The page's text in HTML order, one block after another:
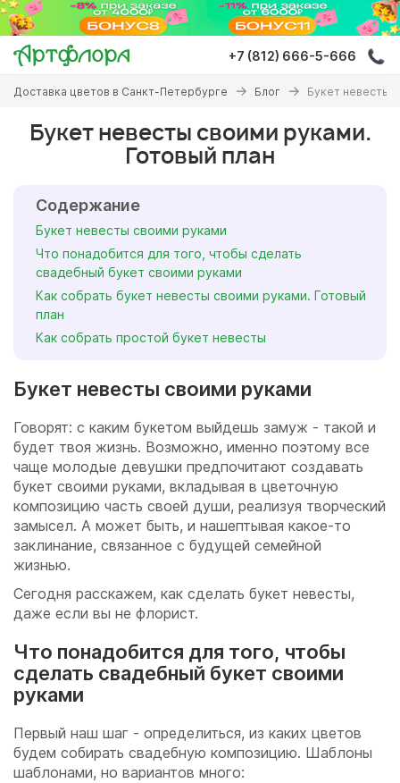
Перейти
основному
содержанию
+7 (812) 666-5-666
Вы
здесь
Доставка цветов в Санкт-Петербурге Блог Букет невесты
Букет невесты своими руками.
Готовый план
Содержание
Букет невесты своими руками
Что понадобится для того, чтобы сделать
свадебный букет своими руками
Как собрать букет невесты своими руками. Готовый
план
Как собрать простой букет невесты
Букет невесты своими руками
Говорят: с каким букетом выйдешь замуж - такой и
будет твоя жизнь. Возможно, именно поэтому все
чаще молодые девушки предпочитают создавать
букет своими руками, вкладывая в цветочную
композицию часть своей души, реализуя творческий
замысел. А может быть, и нашептывая какое-то
заклинание, связанное с будущей семейной
жизнью.
Сегодня расскажем, как сделать букет невесты,
даже если вы не флорист.
Что понадобится для того, чтобы
сделать свадебный букет своими
руками
Первый наш шаг - определиться, из каких цветов
будем собирать свадебную композицию. Шаблоны
шаблонами, но вариантов много: